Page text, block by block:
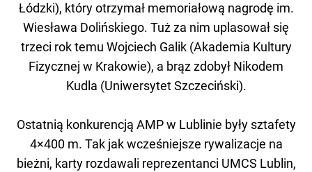
Łódzki), który otrzymał memoriałową nagrodę im.
Wiesława Dolińskiego. Tuż za nim uplasował się
trzeci rok temu Wojciech Galik (Akademia Kultury
Fizycznej w Krakowie), a brąz zdobył Nikodem
Kudla (Uniwersytet Szczeciński).
Ostatnią konkurencją AMP w Lublinie były sztafety
4×400 m. Tak jak wcześniejsze rywalizacje na
bieżni, karty rozdawali reprezentanci UMCS Lublin,